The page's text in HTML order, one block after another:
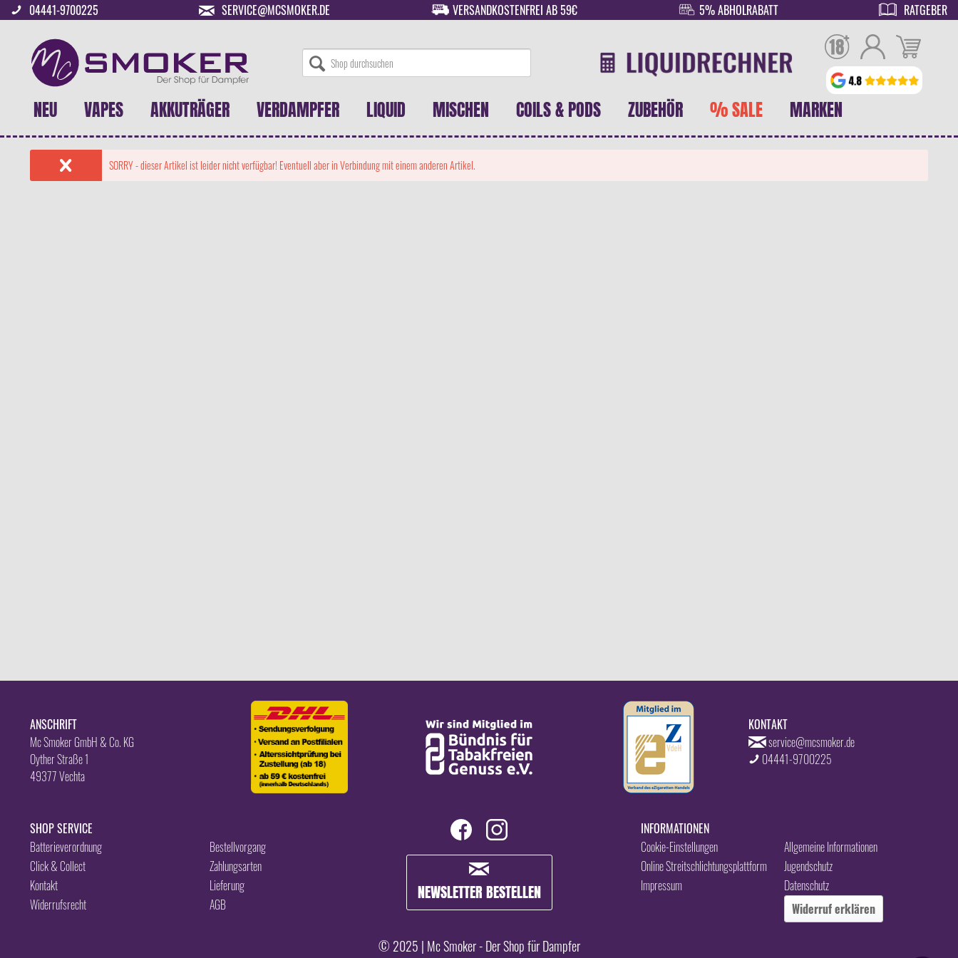
04441-9700225 SERVICE@MCSMOKER.DE VERSANDKOSTENFREI AB 59€ 5% ABHOLRABATT RATGEBER
NEU VAPES AKKUTRÄGER VERDAMPFER LIQUID MISCHEN COILS & PODS ZUBEHÖR % SALE MARKEN
SORRY - dieser Artikel ist leider nicht verfügbar! Eventuell aber in Verbindung mit einem anderen Artikel.
ANSCHRIFT
Mc Smoker GmbH & Co. KG
Oyther Straße 1
49377 Vechta
KONTAKT
service@mcsmoker.de
04441-9700225
SHOP SERVICE
Batterieverordnung
Bestellvorgang
Click & Collect
Zahlungsarten
Kontakt
Lieferung
Widerrufsrecht
AGB
NEWSLETTER BESTELLEN
INFORMATIONEN
Allgemeine Informationen
Cookie-Einstellungen
Jugendschutz
Online Streitschlichtungsplattform
Datenschutz
Impressum
Widerruf erklären
© 2025 | Mc Smoker - Der Shop für Dampfer